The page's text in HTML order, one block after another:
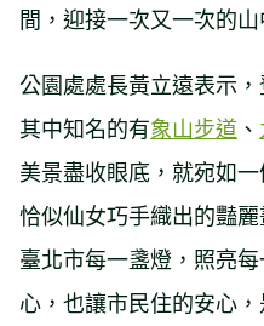
間，迎接一次又一次的山
公園處處長黃立遠表示
其中知名的有象山步道 、
美景盡收眼底，就宛如
恰似仙女巧手織出的豔
臺北市每一盞燈，照亮
心，也讓市民住的安心